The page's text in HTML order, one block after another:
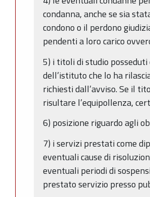
condanna, anche se sia
condono o il perdono
pendenti a loro carico
5) i titoli di studio posseduti
dell’istituto che lo ha
richiesti dall’avviso. Se il
risultare l’equipollenza,
6) posizione riguardo agli
7) i servizi prestati come
eventuali cause di
eventuali periodi di
prestato servizio presso